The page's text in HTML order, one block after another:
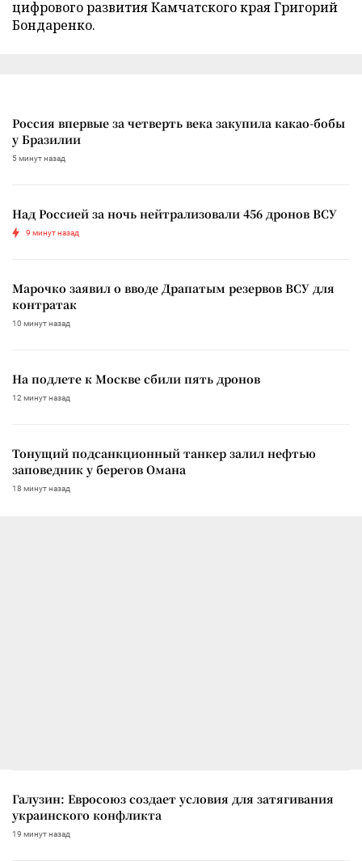
цифрового развития Камчатского края Григорий
Бондаренко.
Россия впервые за четверть века закупила какао-бобы
у Бразилии
5 минут назад
Над Россией за ночь нейтрализовали 456 дронов ВСУ
9 минут назад
Марочко заявил о вводе Драпатым резервов ВСУ для
контратак
10 минут назад
На подлете к Москве сбили пять дронов
12 минут назад
Тонущий подсанкционный танкер залил нефтью
заповедник у берегов Омана
18 минут назад
Галузин: Евросоюз создает условия для затягивания
украинского конфликта
19 минут назад